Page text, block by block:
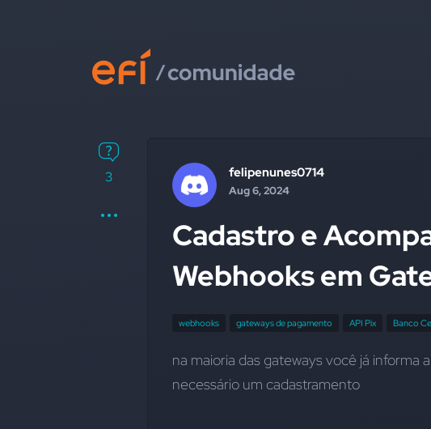
3 felipenunes0714
Aug 6, 2024
Cadastro e
Webhooks em
webhooks gateways de pagamento API Pix Banco
na maioria das gateways você já informa
necessário um cadastramento